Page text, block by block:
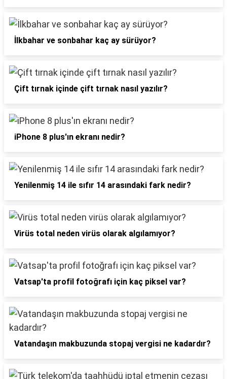
İlkbahar ve sonbahar kaç ay sürüyor?
Çift tırnak içinde çift tırnak nasıl yazılır?
iPhone 8 plus'ın ekranı nedir?
Yenilenmiş 14 ile sıfır 14 arasındaki fark nedir?
Virüs total neden virüs olarak algılamıyor?
Vatsap'ta profil fotoğrafı için kaç piksel var?
Vatandaşın makbuzunda stopaj vergisi ne kadardır?